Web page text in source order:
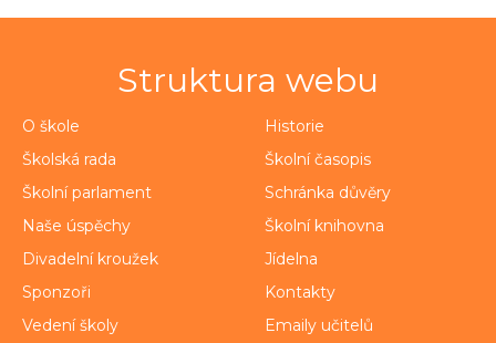
Struktura webu
O škole
Historie
Školská rada
Školní časopis
Školní parlament
Schránka důvěry
Naše úspěchy
Školní knihovna
Divadelní kroužek
Jídelna
Sponzoři
Kontakty
Vedení školy
Emaily učitelů